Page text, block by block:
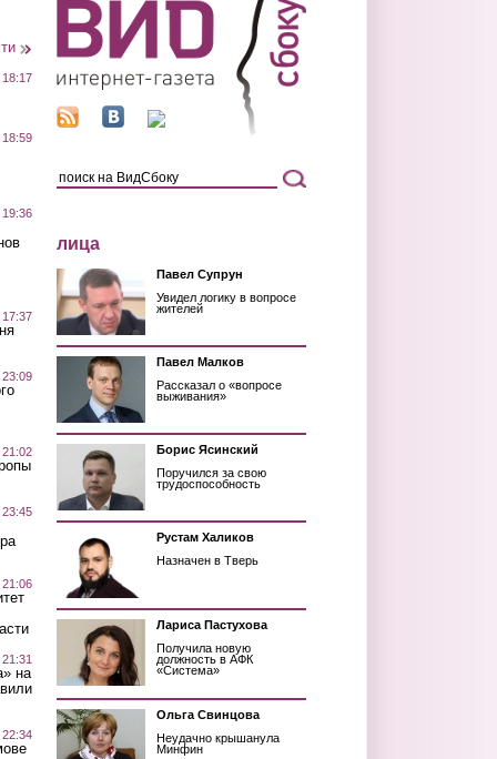
18:17
18:59
19:36
на
лица
Павел Супрун
Увидел логику в вопросе
жителей
Павел Малков
Рассказал о «вопросе
выживания»
Борис Ясинский
Поручился за свою
трудоспособность
Рустам Халиков
Назначен в Тверь
Лариса Пастухова
Получила новую
должность в АФК
«Система»
Ольга Свинцова
Неудачно крышанула
Минфин